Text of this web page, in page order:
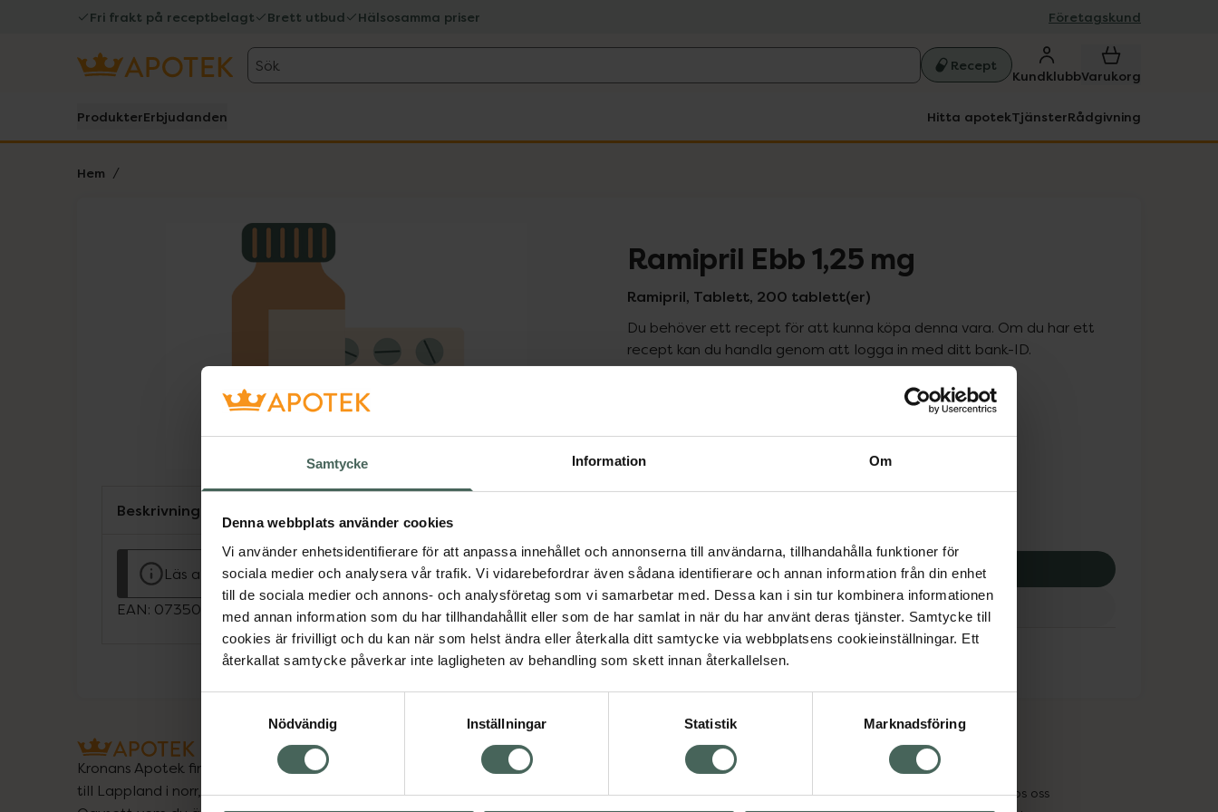
Samtycke Information Om
Denna webbplats använder cookies
Vi använder enhetsidentifierare för att anpassa innehållet och annonserna till användarna, tillhandahålla funktioner för
sociala medier och analysera vår trafik. Vi vidarebefordrar även sådana identifierare och annan information från din enhet
till de sociala medier och annons- och analysföretag som vi samarbetar med. Dessa kan i sin tur kombinera informationen
med annan information som du har tillhandahållit eller som de har samlat in när du har använt deras tjänster. Samtycke till
cookies är frivilligt och du kan när som helst ändra eller återkalla ditt samtycke via webbplatsens cookieinställningar. Ett
återkallat samtycke påverkar inte lagligheten av behandling som skett innan återkallelsen.
Nödvändig
Inställningar Statistik Marknadsföring
Fri frakt på receptbelagt Brett utbud Hälsosamma priser Företagskund
Sök Recept
KundklubbVarukorg
ProdukterErbjudanden Hitta apotekTjänsterRådgivning
Hem
Lista: . Innehåller 1 objekt. Ramipril Ebb 1,25 mg
Ramipril, Tablett, 200 tablett(er)
Du behöver ett recept för att kunna köpa denna vara. Om du har ett
recept kan du handla genom att logga in med ditt bank-ID.
Pris med recept
251,77 kr
Köp via ditt recept
Aktuella erbjudanden
Beskrivning
Läs alltid bipacksedeln innan användning.
EAN: 07350124330167
Kronans Apotek finns här för dig. Du hittar oss från Skåne i syd
till Lappland i norr, och online i mobilen och på datorn.
Vanliga frågor
Om recept och läkemedel
Högkostnadsskyddet
Jobba hos oss